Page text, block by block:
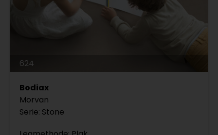
624
Bodiax
Morvan
Serie: Stone